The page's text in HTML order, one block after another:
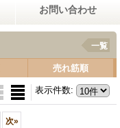
お問い合わせ
一覧
売れ筋順
表示件数:
次»